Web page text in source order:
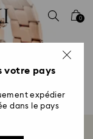
0
votre pays
expédier
dans le pays